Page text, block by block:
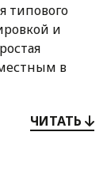
типового
и
в
ЧИТАТЬ